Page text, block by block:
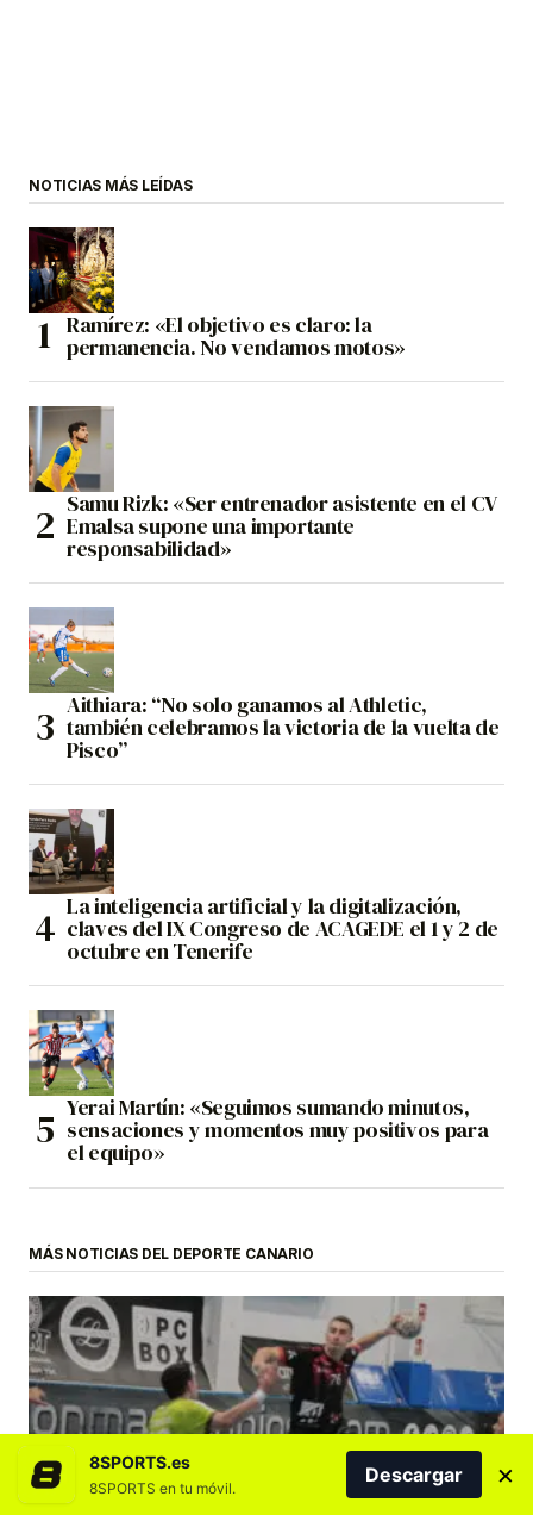
NOTICIAS MÁS LEÍDAS
Ramírez: «El objetivo es claro: la
permanencia. No vendamos motos»
Samu Rizk: «Ser entrenador asistente en el CV
Emalsa supone una importante
responsabilidad»
Aithiara: “No solo ganamos al Athletic,
también celebramos la victoria de la vuelta de
Pisco”
La inteligencia artificial y la digitalización,
claves del IX Congreso de ACAGEDE el 1 y 2 de
octubre en Tenerife
Yerai Martín: «Seguimos sumando minutos,
sensaciones y momentos muy positivos para
el equipo»
MÁS NOTICIAS DEL DEPORTE CANARIO
BALONMANO
Balonmano Lanzarote Ciudad de Arrecife
aplaca los nervios y logra la victoria
8SPORTS.es
8SPORTS en tu móvil.
Descargar ×